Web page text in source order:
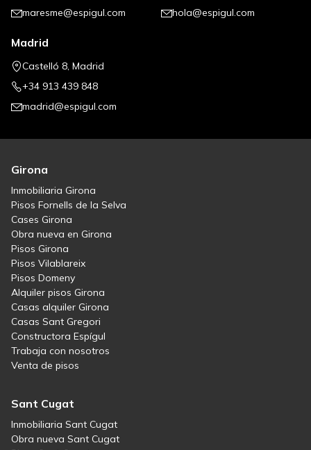
maresme@espigul.com
hola@espigul.com
Madrid
Castelló 8, Madrid
+34 913 439 848
madrid@espigul.com
Girona
Inmobiliaria Girona
Pisos Fornells de la Selva
Cases Girona
Obra nueva en Girona
Pisos Girona
Pisos Vilablareix
Pisos Domeny
Alquiler pisos Girona
Casas alquiler Girona
Casas Sant Gregori
Constructora Espígul
Trabaja con nosotros
Venta de pisos
Sant Cugat
Inmobiliaria Sant Cugat
Obra nueva Sant Cugat